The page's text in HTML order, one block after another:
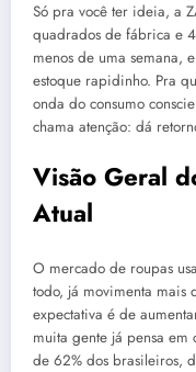
Só pra você ter ideia, a
quadrados de fábrica e
menos de uma semana,
estoque rapidinho. Pra
onda do consumo
chama atenção: dá
Visão Geral
Atual
O mercado de roupas
todo, já movimenta mais
expectativa é de
muita gente já pensa
de 62% dos brasileiros,